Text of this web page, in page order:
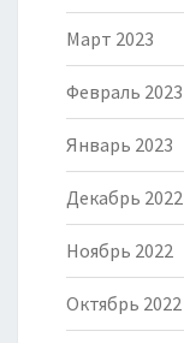
Март 2023
Февраль 2023
Январь 2023
Декабрь 2022
Ноябрь 2022
Октябрь 2022